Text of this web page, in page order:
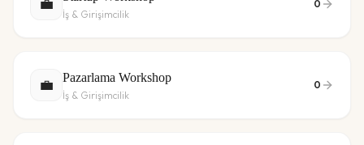
💼
İş & Girişimcilik
0
💼 Pazarlama Workshop
İş & Girişimcilik
0